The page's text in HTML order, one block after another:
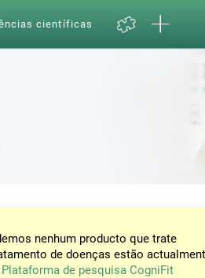
científicas
nenhum producto que trate
de doenças estão
Plataforma de pesquisa CogniFit